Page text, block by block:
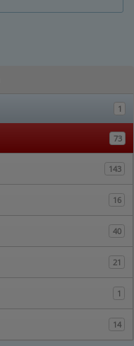
1
73
143
16
40
21
1
14